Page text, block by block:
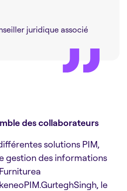
juridique associé
des collaborateurs
solutions PIM,
gestion des informations
le